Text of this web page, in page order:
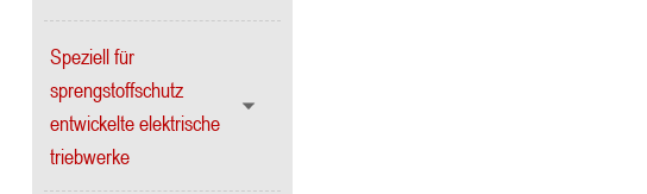
Speziell für
sprengstoffschutz
entwickelte elektrische
triebwerke